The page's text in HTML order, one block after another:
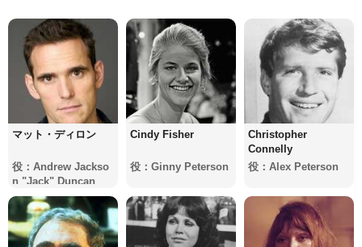
マット・ディロン
役：Andrew Jackso
n "Jack" Duncan
Cindy Fisher
役：Ginny Peterson
Christopher
Connelly
役：Alex Peterson